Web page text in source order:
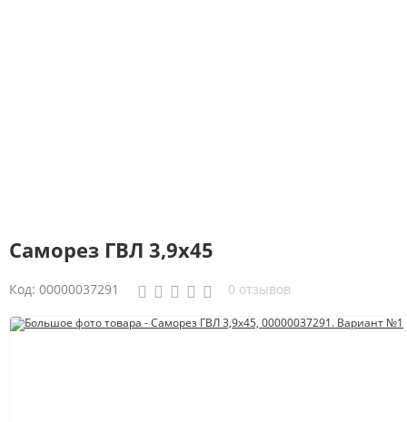
Саморез ГВЛ 3,9х45
Код: 00000037291 0 отзывов